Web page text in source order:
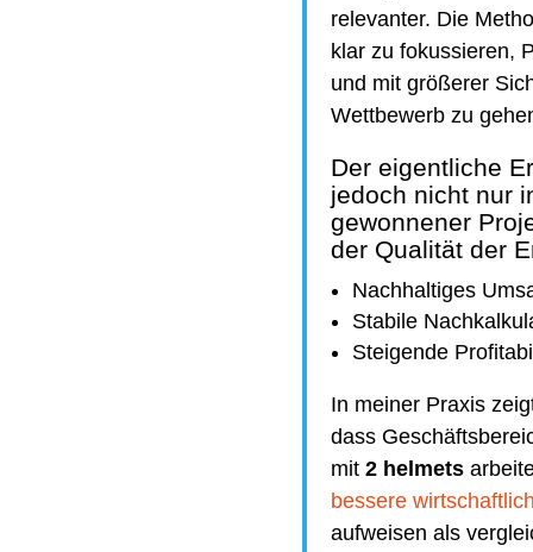
relevanter. Die
klar zu fokussieren,
und mit größerer
Wettbewerb zu
Der eigentliche
jedoch nicht nur
gewonnener
der Qualität der
Nachhaltiges
Stabile
Steigende
In meiner Praxis
dass
mit 2 helmets
bessere
aufweisen als